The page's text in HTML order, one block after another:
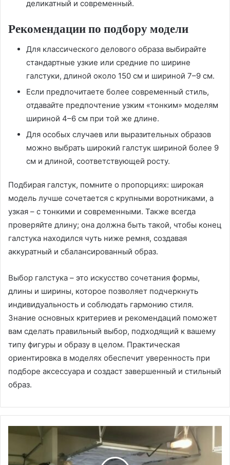
деликатный и современный.
Рекомендации по подбору модели
Для классического делового образа выбирайте
стандартные узкие или средние по ширине
галстуки, длиной около 150 см и шириной 7–9 см.
Если предпочитаете более современный стиль,
отдавайте предпочтение узким «тонким» моделям
шириной 4–6 см при той же длине.
Для особых случаев или выразительных образов
можно выбрать широкий галстук шириной более 9
см и длиной, соответствующей росту.
Подбирая галстук, помните о пропорциях: широкая
модель лучше сочетается с крупными воротниками, а
узкая – с тонкими и современными. Также всегда
проверяйте длину; она должна быть такой, чтобы конец
галстука находился чуть ниже ремня, создавая
аккуратный и сбалансированный образ.
Выбор галстука – это искусство сочетания формы,
длины и ширины, которое позволяет подчеркнуть
индивидуальность и соблюдать гармонию стиля.
Знание основных критериев и рекомендаций поможет
вам сделать правильный выбор, подходящий к вашему
типу фигуры и образу в целом. Практическая
ориентировка в моделях обеспечит уверенность при
подборе аксессуара и создаст завершенный и стильный
образ.